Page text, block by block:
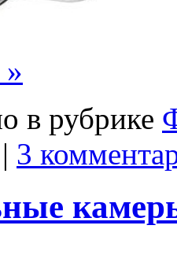
»
в рубрике
| 3